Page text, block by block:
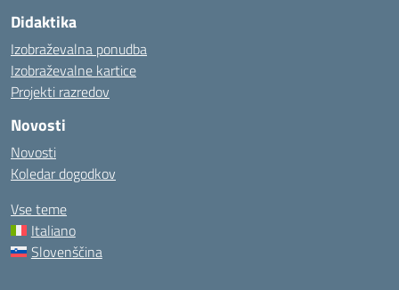
Didaktika
Izobraževalna ponudba
Izobraževalne kartice
Projekti razredov
Novosti
Novosti
Koledar dogodkov
Vse teme
Italiano
Slovenščina